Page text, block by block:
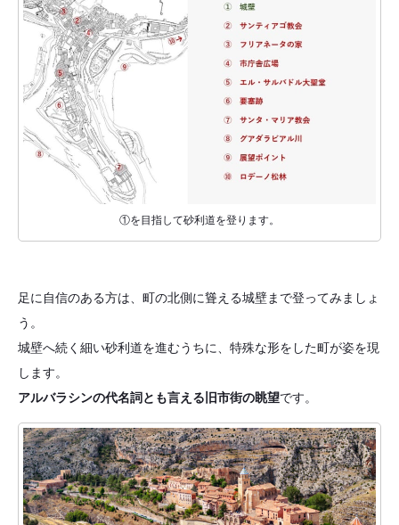
①を目指して砂利道を登ります。
足に自信のある方は、町の北側に聳える城壁まで登ってみましょ
う。
城壁へ続く細い砂利道を進むうちに、特殊な形をした町が姿を現
します。
アルバラシンの代名詞とも言える旧市街の眺望です。